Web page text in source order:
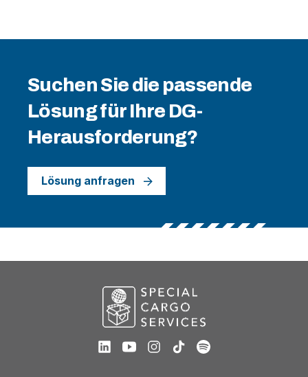
Suchen Sie die passende
Lösung für Ihre DG-
Herausforderung?
Lösung anfragen